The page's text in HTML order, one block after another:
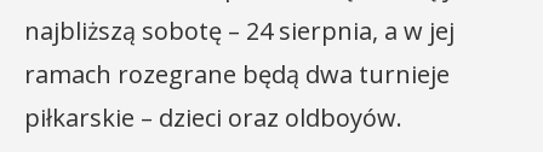
najbliższą sobotę – 24 sierpnia, a w jej
ramach rozegrane będą dwa turnieje
piłkarskie – dzieci oraz oldboyów.